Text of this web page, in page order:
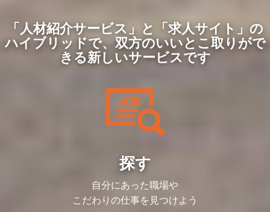
伴走していただきます。
・情報の抜け漏れを防ぐ為チェックシート
作成
・関数を活用して入力業務を自動化など
③プロジェクトの管理（リーダー）
として、プロジェクトの管理・進行をお任
・メンバーのアサイン調整
・お客様とのスケジュール調整
・進捗確認と報告 など
・四半期決算が主となるため、閑散期/繁
忙期が明確でメリハリをつけて働けます。
・閑散期は連休の取得や自己研鑽に励むな
どプライベートとの両立も可能です。
（5日以上の連続休暇の取得実績あり）
想定です。
①決算開示の実務（決算期）
これまでのご経験を活かせる業務からお任
せし、徐々に難易度や業務の幅を広げてい
挑戦していただける環境です。
・子会社のデータ収集
・海外子会社/単体/連結決算処理
・連結精算表作成
・開示資料(有価証券報告書、決算短信)の
②業務改善の提案～実行（決算以外）
決算後はチームで振り返りを行い、次回決
算に向けての準備と効率化などの課題解決
を行います。
お客様の課題に併せて提案～実行までを一
気通貫で行い、課題解決に向けてお客様と
消することができます！
・大手企業の連結決算業務に携われる
・四半期決算が主のためメリハリつけて働
ける
・会計知識を活かしてお客様や社会に貢献
・ITや業務改善など会計＋αのスキルを習
連結会計システム「DivaSystem」を活用
（BPO）や業務改善コンサルティングを
実施していただきます。実務を行いつつ豊
富な他社事例や社内を活かして、お客様と
二人三脚で連結決算の業務効率化や仕組み
作りを推進していただきます。
「人材紹介サービス」と「求人サイト」の
ハイブリッドで、双方のいいとこ取りがで
きる新しいサービスです
探す
自分にあった職場や
こだわりの仕事を見つけよう